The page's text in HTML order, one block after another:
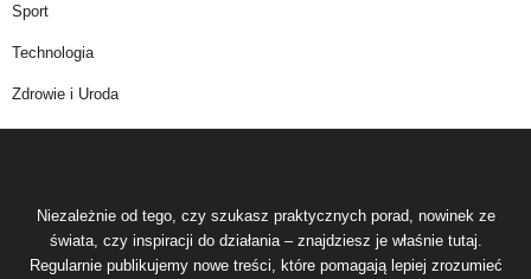
Sport
Technologia
Zdrowie i Uroda
Niezależnie od tego, czy szukasz praktycznych porad, nowinek ze
świata, czy inspiracji do działania – znajdziesz je właśnie tutaj.
Regularnie publikujemy nowe treści, które pomagają lepiej zrozumieć